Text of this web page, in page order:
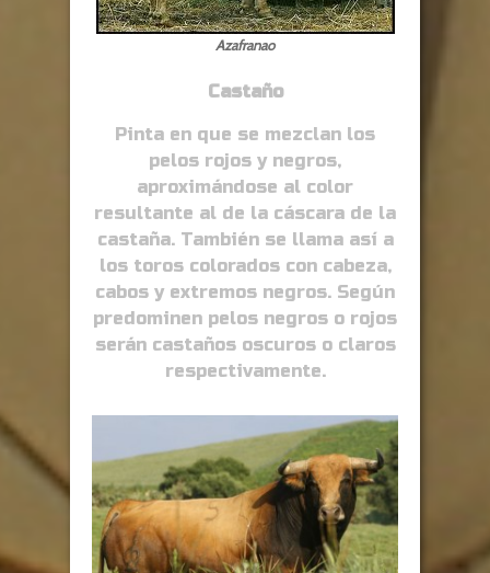
Azafranao
Castaño
Pinta en que se mezclan los
pelos rojos y negros,
aproximándose al color
resultante al de la cáscara de la
castaña. También se llama así a
los toros colorados con cabeza,
cabos y extremos negros. Según
predominen pelos negros o rojos
serán castaños oscuros o claros
respectivamente.